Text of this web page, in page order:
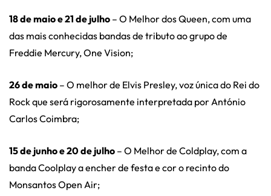
18 de maio e 21 de julho – O Melhor dos Queen, com uma
das mais conhecidas bandas de tributo ao grupo de
Freddie Mercury, One Vision;
26 de maio – O melhor de Elvis Presley, voz única do Rei do
Rock que será rigorosamente interpretada por António
Carlos Coimbra;
15 de junho e 20 de julho – O Melhor de Coldplay, com a
banda Coolplay a encher de festa e cor o recinto do
Monsantos Open Air;